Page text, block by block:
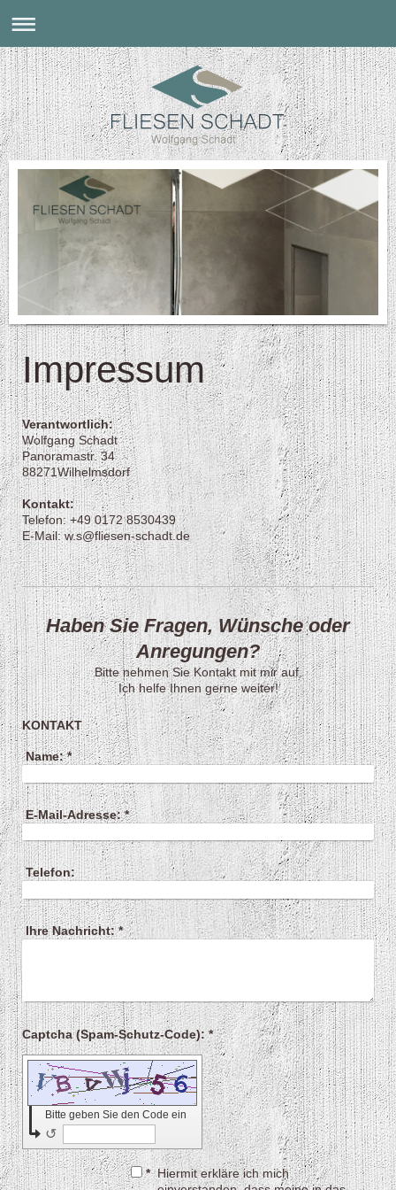
Impressum
Verantwortlich:
Wolfgang Schadt
Panoramastr. 34
88271Wilhelmsdorf
Kontakt:
Telefon: +49 0172 8530439
E-Mail: w.s@fliesen-schadt.de
Haben Sie Fragen, Wünsche oder
Anregungen?
Bitte nehmen Sie Kontakt mit mir auf.
Ich helfe Ihnen gerne weiter!
KONTAKT
Name:*
E-Mail-Adresse:*
Telefon:
Ihre Nachricht:*
Captcha (Spam-Schutz-Code): *
Bitte geben Sie den Code ein
↺
* Hiermit erkläre ich mich